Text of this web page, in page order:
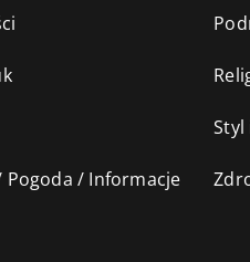
Styl
Pogoda / Informacje